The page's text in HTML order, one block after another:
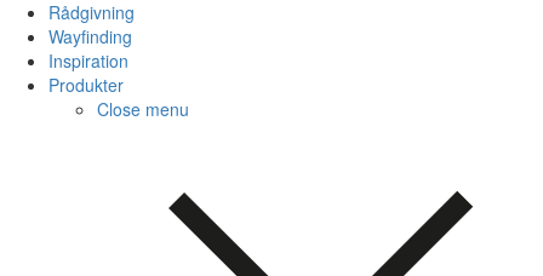
Rådgivning
Wayfinding
Inspiration
Produkter
Close menu